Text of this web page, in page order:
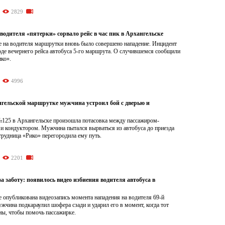
2829
«пятерки» сорвало рейс в час пик в Архангельске
на водителя маршрутки вновь было совершено нападение. Инцидент
вечернего рейса автобуса 5-го маршрута. О случившемся сообщили
4996
маршрутке мужчина устроил бой с дверью и
в Архангельске произошла потасовка между пассажиром-
кондуктором. Мужчина пытался вырваться из автобуса до приезда
«Рико» перегородила ему путь.
2201
заботу: появилось видео избиения водителя автобуса в
опубликована видеозапись момента нападения на водителя 69-й
подкараулил шофера сзади и ударил его в момент, когда тот
чтобы помочь пассажирке.